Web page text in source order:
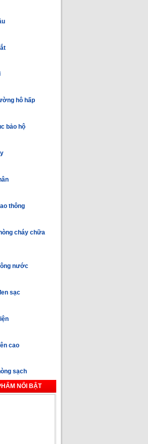
hô hấp
bảo hộ
thông
cháy chữa
nước
sạc
cao
sạch
NỔI BẬT